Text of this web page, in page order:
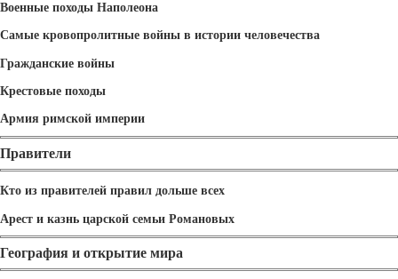
Военные походы Наполеона
Самые кровопролитные войны в истории человечества
Гражданские войны
Крестовые походы
Армия римской империи
Правители
Кто из правителей правил дольше всех
Арест и казнь царской семьи Романовых
География и открытие мира